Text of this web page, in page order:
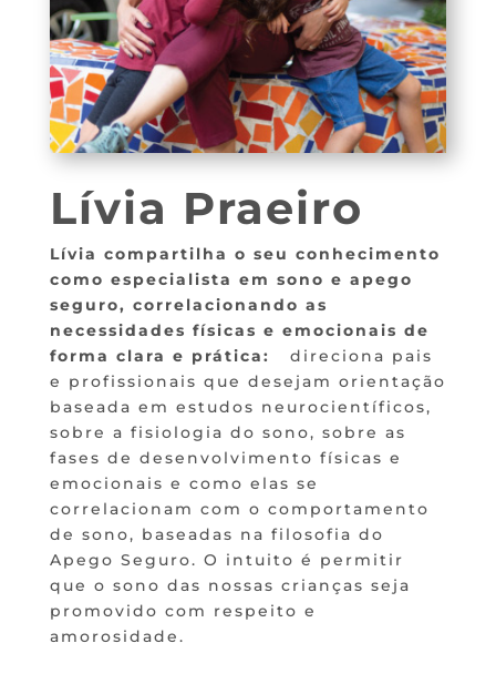
Lívia Praeiro
Lívia compartilha o seu conhecimento
como especialista em sono e apego
seguro, correlacionando as
necessidades físicas e emocionais de
forma clara e prática: direciona pais
e profissionais que desejam orientação
baseada em estudos neurocientíficos,
sobre a fisiologia do sono, sobre as
fases de desenvolvimento físicas e
emocionais e como elas se
correlacionam com o comportamento
de sono, baseadas na filosofia do
Apego Seguro. O intuito é permitir
que o sono das nossas crianças seja
promovido com respeito e
amorosidade.